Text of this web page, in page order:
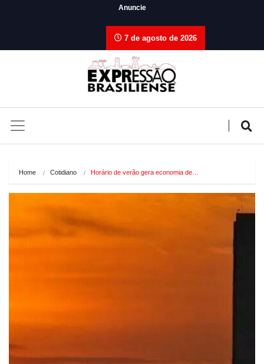
Anuncie
7 de agosto de 2026
Home Cotidiano Horário de verão gera economia de…